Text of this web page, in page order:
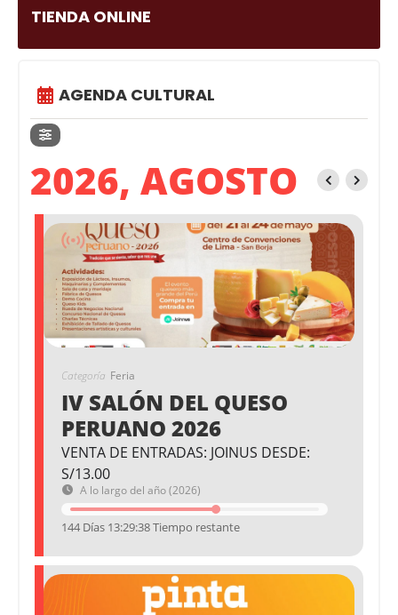
TIENDA ONLINE
AGENDA CULTURAL
2026, AGOSTO
Categoría Feria
IV SALÓN DEL QUESO
PERUANO 2026
VENTA DE ENTRADAS: JOINUS DESDE:
S/13.00
A lo largo del año (2026)
144 Días 13:29:37 Tiempo restante